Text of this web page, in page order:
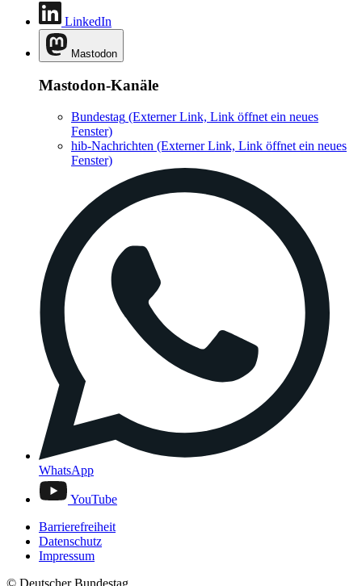
LinkedIn
Mastodon
Mastodon-Kanäle
Bundestag (Externer Link, Link öffnet ein neues
Fenster)
hib-Nachrichten (Externer Link, Link öffnet ein neues
Fenster)
WhatsApp
YouTube
Barrierefreiheit
Datenschutz
Impressum
© Deutscher Bundestag